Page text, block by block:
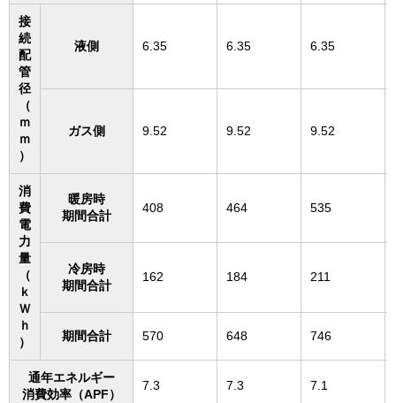
接
続
配
管
径
（
ｍ
ｍ
）
液側 6.35 6.35 6.35
ガス側 9.52 9.52 9.52
消
費
電
力
量
（
ｋ
Ｗ
ｈ
）
暖房時
期間合計
408 464 535
冷房時
期間合計
162 184 211
期間合計 570 648 746
通年エネルギー
消費効率（APF）
7.3 7.3 7.1